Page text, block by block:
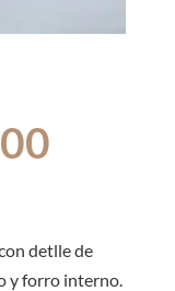
El
precio
S/
detlle de
y forro interno.